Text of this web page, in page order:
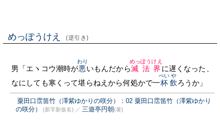
めっぽうけえ (逆引き)
男「エヽコウ潮時が悪
わり
いもんだから滅法界
めっぽうけえ
に遅くなった、
なにしても寒くって堪らねえから何処かで一杯
ぺい
飲
や
ろうか」
粟田口霑笛竹（澤紫ゆかりの咲分）：02 粟田口霑笛竹（澤紫ゆかり
の咲分）
(新字新仮名) ／ 三遊亭円朝(著)